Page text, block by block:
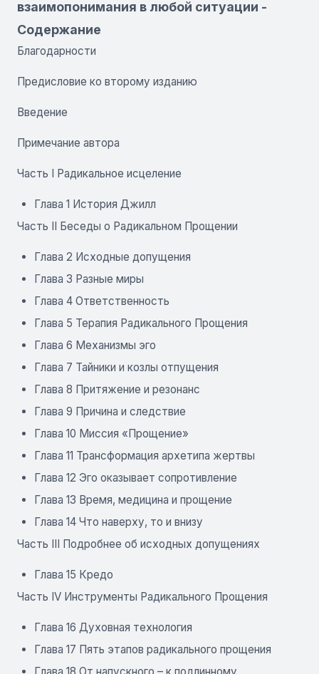
взаимопонимания в любой ситуации -
Содержание
Благодарности
Предисловие ко второму изданию
Введение
Примечание автора
Часть I Радикальное исцеление
Глава 1 История Джилл
Часть II Беседы о Радикальном Прощении
Глава 2 Исходные допущения
Глава 3 Разные миры
Глава 4 Ответственность
Глава 5 Терапия Радикального Прощения
Глава 6 Механизмы эго
Глава 7 Тайники и козлы отпущения
Глава 8 Притяжение и резонанс
Глава 9 Причина и следствие
Глава 10 Миссия «Прощение»
Глава 11 Трансформация архетипа жертвы
Глава 12 Эго оказывает сопротивление
Глава 13 Время, медицина и прощение
Глава 14 Что наверху, то и внизу
Часть III Подробнее об исходных допущениях
Глава 15 Кредо
Часть IV Инструменты Радикального Прощения
Глава 16 Духовная технология
Глава 17 Пять этапов радикального прощения